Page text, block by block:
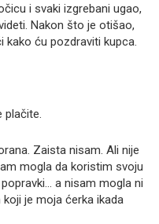
i svaki izgrebani ugao,
Nakon što je otišao,
kako ću pozdraviti kupca.
plačite.
Zaista nisam. Ali nije
mogla da koristim svoju
a nisam mogla ni
je moja ćerka ikada